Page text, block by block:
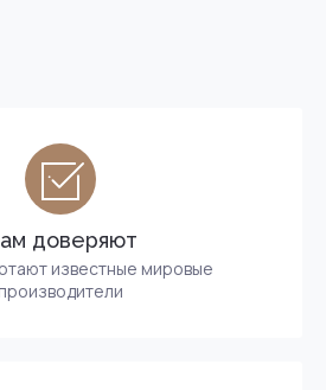
доверяют
известные мировые
производители